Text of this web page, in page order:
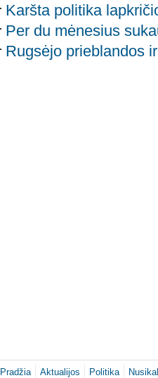
Karšta politika
Per du mėnesius
Rugsėjo prieblandos
Pradžia Aktualijos Politika